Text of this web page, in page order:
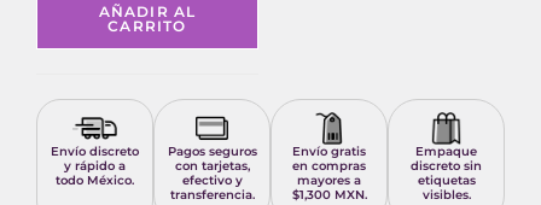
AÑADIR AL
CARRITO
Envío discreto
y rápido a
todo México.
Pagos seguros
con tarjetas,
efectivo y
transferencia.
Envío gratis
en compras
mayores a
$1,300 MXN.
Empaque
discreto sin
etiquetas
visibles.